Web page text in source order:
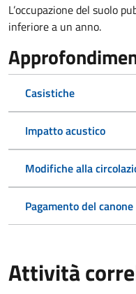
L’occupazione del suolo
inferiore a un anno.
Casistiche
Impatto acustico
Modifiche alla
Pagamento del
Attività